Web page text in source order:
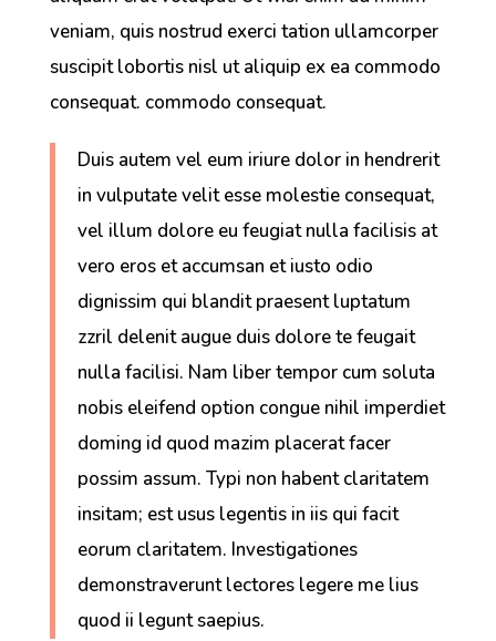
veniam, quis nostrud exerci tation ullamcorper
suscipit lobortis nisl ut aliquip ex ea commodo
consequat. commodo consequat.
Duis autem vel eum iriure dolor in hendrerit
in vulputate velit esse molestie consequat,
vel illum dolore eu feugiat nulla facilisis at
vero eros et accumsan et iusto odio
dignissim qui blandit praesent luptatum
zzril delenit augue duis dolore te feugait
nulla facilisi. Nam liber tempor cum soluta
nobis eleifend option congue nihil imperdiet
doming id quod mazim placerat facer
possim assum. Typi non habent claritatem
insitam; est usus legentis in iis qui facit
eorum claritatem. Investigationes
demonstraverunt lectores legere me lius
quod ii legunt saepius.